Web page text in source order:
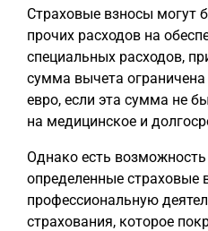
Страховые взносы могут
прочих расходов на
специальных расходов,
сумма вычета
евро, если эта сумма не
на медицинское и
Однако есть
определенные страховые
профессиональную
страхования, которое